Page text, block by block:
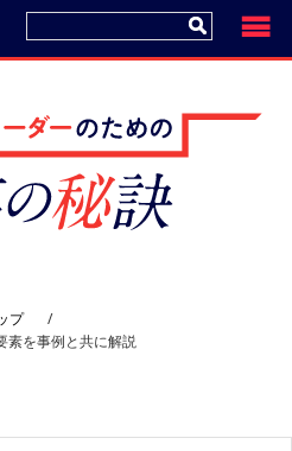
プ
/
素を事例と共に解説